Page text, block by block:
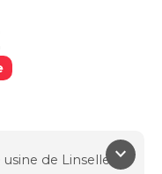
keyboard_arrow_down
de Linselles